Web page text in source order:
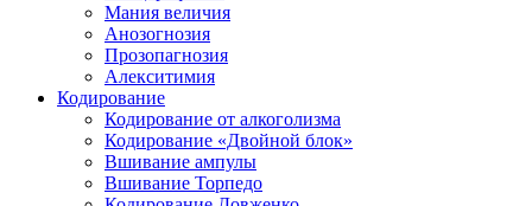
Мания величия
Анозогнозия
Прозопагнозия
Алекситимия
Кодирование
Кодирование от алкоголизма
Кодирование «Двойной блок»
Вшивание ампулы
Вшивание Торпедо